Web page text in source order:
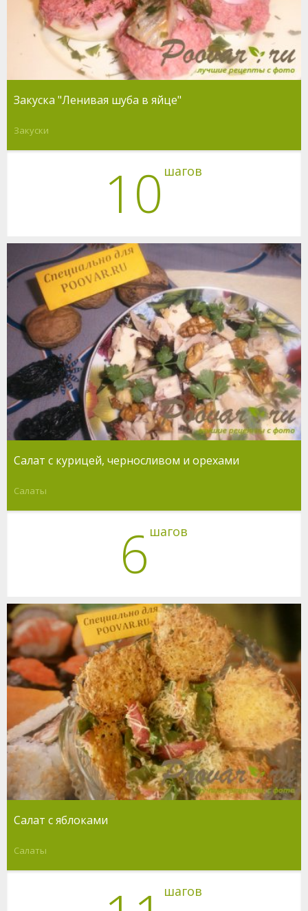
Закуска "Ленивая шуба в яйце"
Закуски
10 шагов
Салат с курицей, черносливом и орехами
Салаты
6 шагов
Салат с яблоками
Салаты
шагов